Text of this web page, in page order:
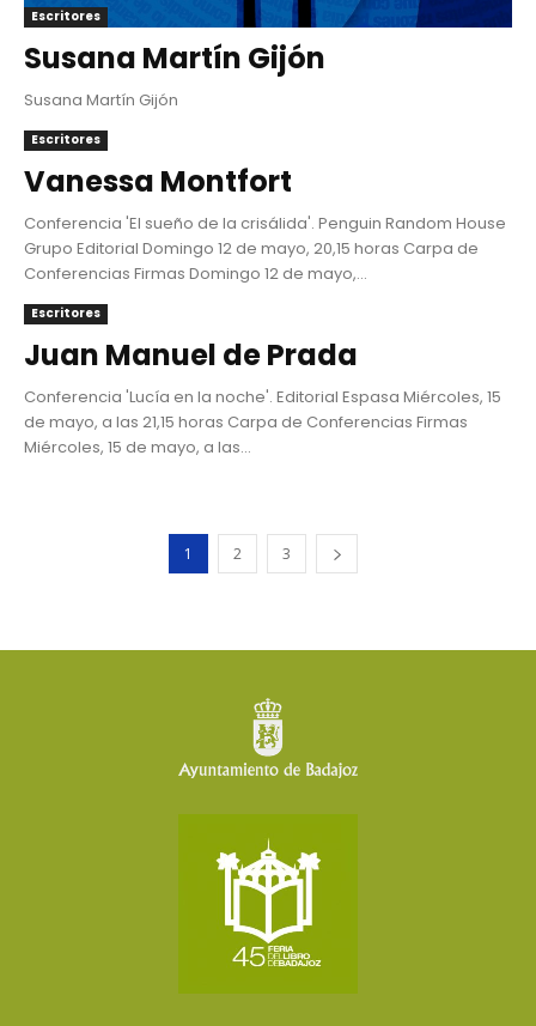
Escritores
Susana Martín Gijón
Susana Martín Gijón
Escritores
Vanessa Montfort
Conferencia 'El sueño de la crisálida'. Penguin Random House
Grupo Editorial Domingo 12 de mayo, 20,15 horas Carpa de
Conferencias Firmas Domingo 12 de mayo,...
Escritores
Juan Manuel de Prada
Conferencia 'Lucía en la noche'. Editorial Espasa Miércoles, 15
de mayo, a las 21,15 horas Carpa de Conferencias Firmas
Miércoles, 15 de mayo, a las...
1 2 3